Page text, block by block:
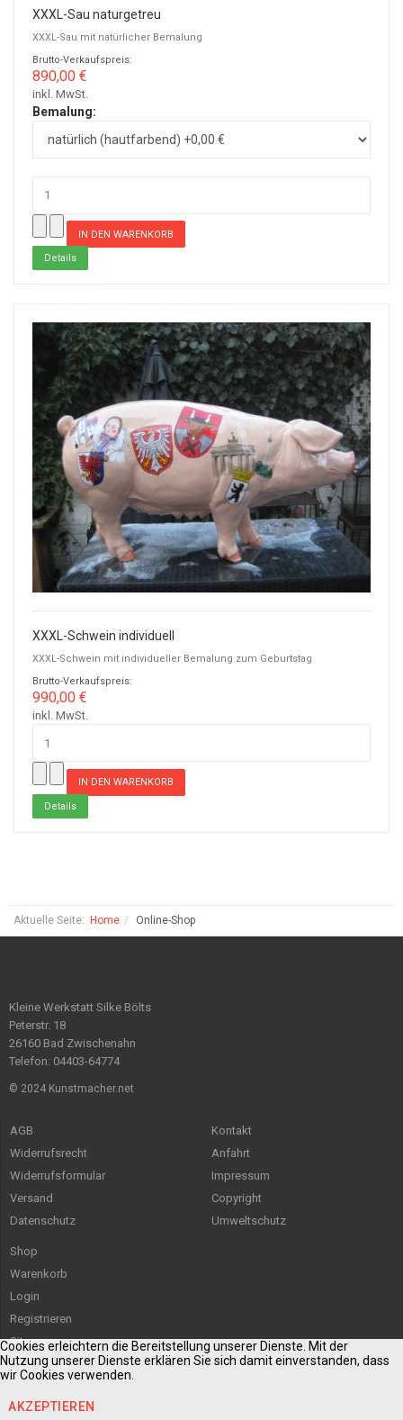
XXXL-Sau naturgetreu
XXXL-Sau mit natürlicher Bemalung
Brutto-Verkaufspreis:
890,00 €
inkl. MwSt.
Bemalung:
Details
XXXL-Schwein individuell
XXXL-Schwein mit individueller Bemalung zum Geburtstag
Brutto-Verkaufspreis:
990,00 €
inkl. MwSt.
Details
Aktuelle Seite: Home Online-Shop
Kleine Werkstatt Silke Bölts
Peterstr. 18
26160 Bad Zwischenahn
Telefon: 04403-64774
© 2024 Kunstmacher.net
AGB
Widerrufsrecht
Widerrufsformular
Versand
Datenschutz
Kontakt
Anfahrt
Impressum
Copyright
Umweltschutz
Shop
Warenkorb
Login
Registrieren
Sitemap
Cookies erleichtern die Bereitstellung unserer Dienste. Mit der
Nutzung unserer Dienste erklären Sie sich damit einverstanden, dass
wir Cookies verwenden.
AKZEPTIEREN